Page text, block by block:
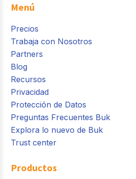
Menú
Precios
Trabaja con Nosotros
Partners
Blog
Recursos
Privacidad
Protección de Datos
Preguntas Frecuentes Buk
Explora lo nuevo de Buk
Trust center
Productos